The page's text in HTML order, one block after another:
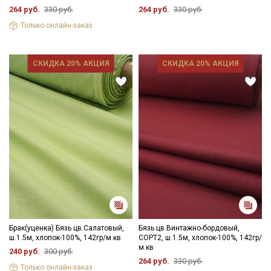
264 руб. 330 руб.
Только онлайн-заказ
264 руб. 330 руб.
СКИДКА 20% АКЦИЯ
Брак(уценка) Бязь цв.Салатовый,
ш.1.5м, хлопок-100%, 142гр/м.кв
240 руб. 300 руб.
Только онлайн-заказ
СКИДКА 20% АКЦИЯ
Бязь цв.Винтажно-бордовый,
СОРТ2, ш.1.5м, хлопок-100%, 142гр/
м.кв
264 руб. 330 руб.
Секретная рассылка от Купава
Мы публикуем здесь дополнительные